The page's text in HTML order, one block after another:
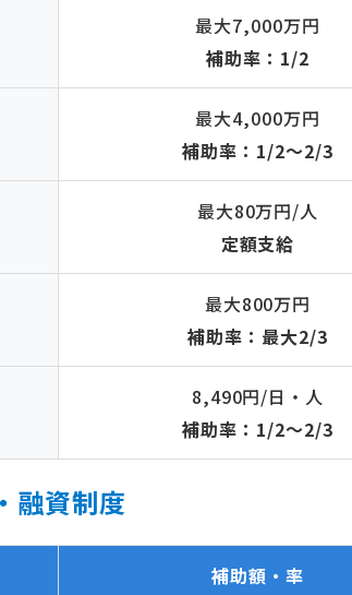
最大7,000万円
補助率：1/2
最大4,000万円
補助率：1/2〜2/3
最大80万円/人
定額支給
最大800万円
補助率：最大2/3
8,490円/日・人
補助率：1/2〜2/3
融資制度
補助額・率